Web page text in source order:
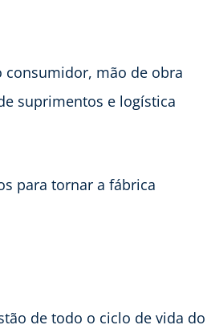
consumidor, mão de obra
suprimentos e logística
para tornar a fábrica
de todo o ciclo de vida do